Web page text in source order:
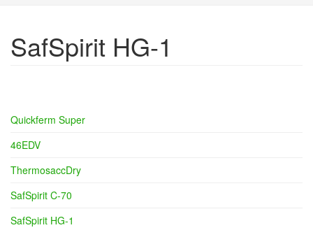
SafSpirit HG-1
Quickferm Super
46EDV
ThermosaccDry
SafSpirit C-70
SafSpirit HG-1